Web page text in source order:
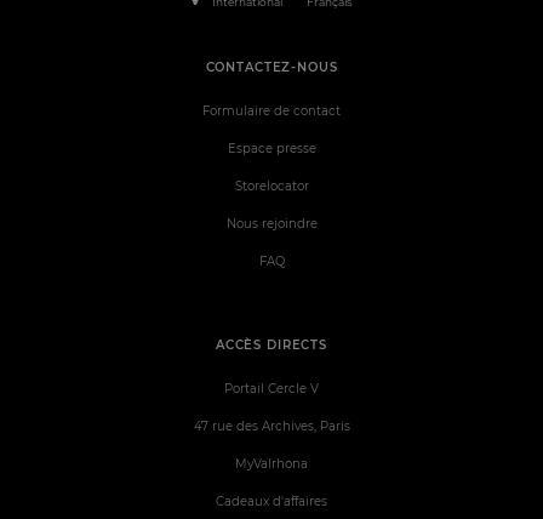
ACCÈS DIRECTS
Portail Cercle V
47 rue des Archives, Paris
MyValrhona
Cadeaux d'affaires
CONTACTEZ-NOUS
Formulaire de contact
Espace presse
Storelocator
Nous rejoindre
FAQ